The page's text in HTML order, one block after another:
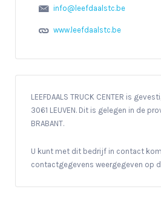
info@leefdaalstc.be
www.leefdaalstc.be
LEEFDAALS TRUCK CENTER is
3061 LEUVEN. Dit is gelegen in de
BRABANT.
U kunt met dit bedrijf in contact
contactgegevens weergegeven op